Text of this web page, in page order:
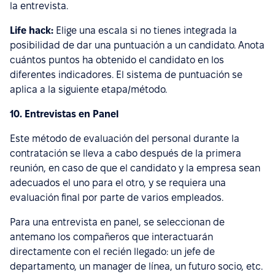
la entrevista.
Life hack: Elige una escala si no tienes integrada la
posibilidad de dar una puntuación a un candidato. Anota
cuántos puntos ha obtenido el candidato en los
diferentes indicadores. El sistema de puntuación se
aplica a la siguiente etapa/método.
10. Entrevistas en Panel
Este método de evaluación del personal durante la
contratación se lleva a cabo después de la primera
reunión, en caso de que el candidato y la empresa sean
adecuados el uno para el otro, y se requiera una
evaluación final por parte de varios empleados.
Para una entrevista en panel, se seleccionan de
antemano los compañeros que interactuarán
directamente con el recién llegado: un jefe de
departamento, un manager de línea, un futuro socio, etc.